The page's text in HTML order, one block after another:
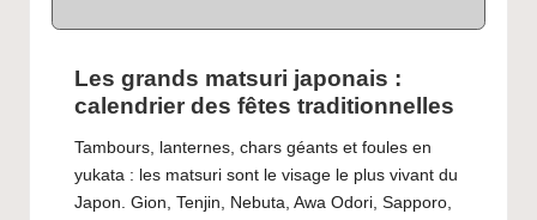
Les grands matsuri japonais :
calendrier des fêtes traditionnelles
Tambours, lanternes, chars géants et foules en
yukata : les matsuri sont le visage le plus vivant du
Japon. Gion, Tenjin, Nebuta, Awa Odori, Sapporo,